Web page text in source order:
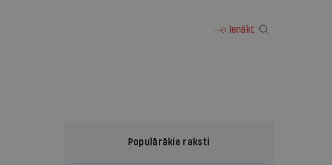
Ienākt
Populārākie raksti